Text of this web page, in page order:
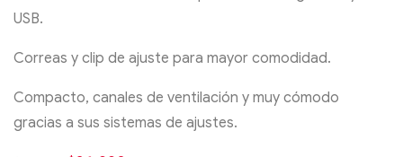
USB.
Correas y clip de ajuste para mayor comodidad.
Compacto, canales de ventilación y muy cómodo
gracias a sus sistemas de ajustes.